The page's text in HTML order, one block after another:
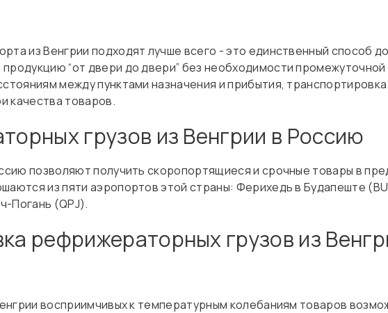
из Венгрии подходят лучше всего - это единственный способ
“от двери до двери” без необходимости промежуточной
между пунктами назначения и прибытия,
качества товаров.
грузов из Венгрии в Россию
позволяют получить скоропортящиеся и срочные товары в
из пяти аэропортов этой страны: Ферихедь в Будапеште
Погань (QPJ).
рефрижераторных грузов из
восприимчивых к температурным колебаниям товаров